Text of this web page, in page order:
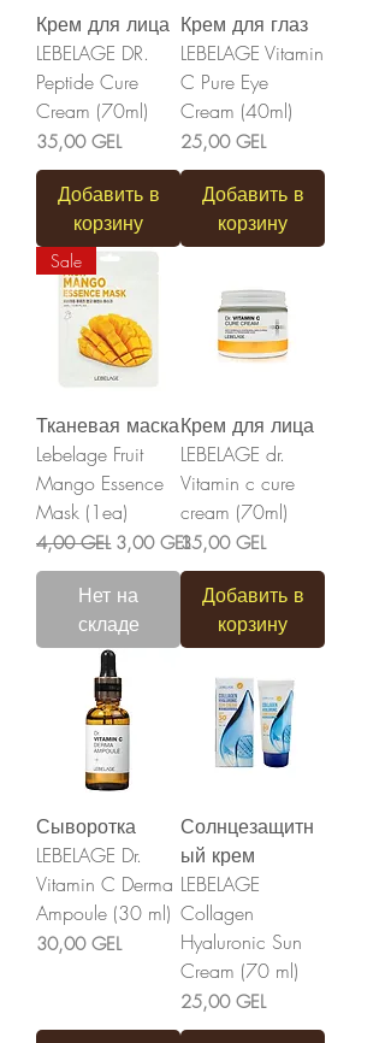
Крем для лица
LEBELAGE DR.
Peptide Cure
Cream (70ml)
Цена
35,00 GEL
Добавить в
корзину
Крем для глаз
LEBELAGE Vitamin
C Pure Eye
Cream (40ml)
Цена
25,00 GEL
Добавить в
корзину
Sale
Тканевая маска
Lebelage Fruit
Mango Essence
Mask (1ea)
Обычная цена
4,00 GEL Цена со скидкой
3,00 GEL
Нет на
складе
Крем для лица
LEBELAGE dr.
Vitamin c cure
cream (70ml)
Цена
35,00 GEL
Добавить в
корзину
Сыворотка
LEBELAGE Dr.
Vitamin C Derma
Ampoule (30 ml)
Цена
30,00 GEL
Солнцезащитн
ый крем
LEBELAGE
Collagen
Hyaluronic Sun
Cream (70 ml)
Цена
25,00 GEL